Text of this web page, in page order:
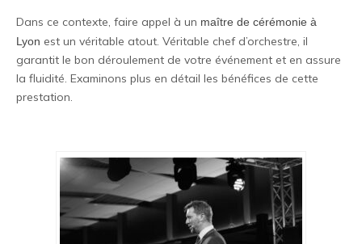
Dans ce contexte, faire appel à un maître de cérémonie à
Lyon est un véritable atout. Véritable chef d’orchestre, il
garantit le bon déroulement de votre événement et en assure
la fluidité. Examinons plus en détail les bénéfices de cette
prestation.